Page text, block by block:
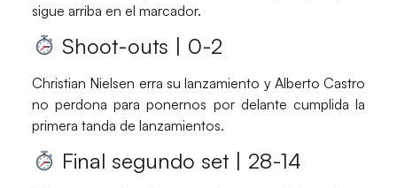
sigue arriba en el marcador.
Shoot-outs | 0-2
Christian Nielsen erra su lanzamiento y Alberto Castro
no perdona para ponernos por delante cumplida la
primera tanda de lanzamientos.
Final segundo set | 28-14